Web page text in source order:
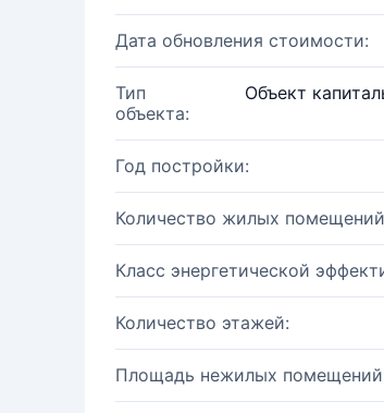
Дата обновления стоимости:
Тип
объекта:
Объект
Год постройки:
Количество жилых
Класс энергетической
Количество этажей:
Площадь нежилых